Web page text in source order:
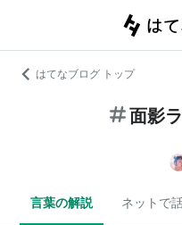
はてなブログ トップ
面影
言葉の解説 ネットで